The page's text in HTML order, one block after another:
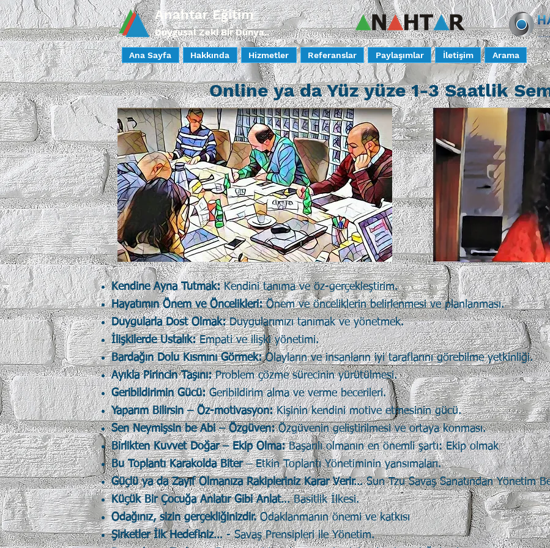
Anahtar Eğitim
Duygusal Zeki Bir Dünya..
Ana Sayfa Hakkında Hizmetler Referanslar Paylaşımlar İletişim Arama
Online ya da Yüz yüze 1-3 Saatlik
Kendine Ayna Tutmak:Kendini tanıma ve öz-gerçekleştirim.
Hayatımın Önem ve Öncelikleri:Önem ve önceliklerin belirlenmesi ve planlanması.
Duygularla Dost Olmak:Duygularımızı tanımak ve yönetmek.
İlişkilerde Ustalık:Empati ve ilişki yönetimi.
Bardağın Dolu Kısmını Görmek:Olayların ve insanların iyi taraflarını görebilme yetkinliği.
Ayıkla Pirincin Taşını:Problem çözme sürecinin yürütülmesi.
Geribildirimin Gücü:Geribildirim alma ve verme becerileri.
Yaparım Bilirsin – Öz-motivasyon:Kişinin kendini motive etmesinin gücü.
Sen Neymişsin be Abi – Özgüven:Özgüvenin geliştirilmesi ve ortaya konması.
Birlikten Kuvvet Doğar – Ekip Olma:Başarılı olmanın en önemli şartı: Ekip olmak
Bu Toplantı Karakolda Biter– Etkin Toplantı Yönetiminin yansımaları.
Güçlü ya da Zayıf Olmanıza Rakipleriniz Karar Verir…Sun Tzu Savaş Sanatından Yönetim
Küçük Bir Çocuğa Anlatır Gibi Anlat…Basitlik İlkesi.
Odağınız, sizin gerçekliğinizdir.Odaklanmanın önemi ve katkısı
Şirketler İlk Hedefiniz…- Savaş Prensipleri ile Yönetim.